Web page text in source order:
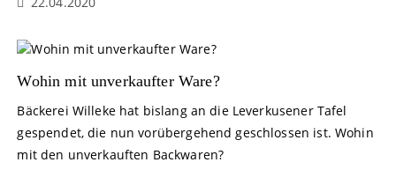
Wohin mit unverkaufter Ware?
Bäckerei Willeke hat bislang an die Leverkusener Tafel
gespendet, die nun vorübergehend geschlossen ist. Wohin
mit den unverkauften Backwaren?